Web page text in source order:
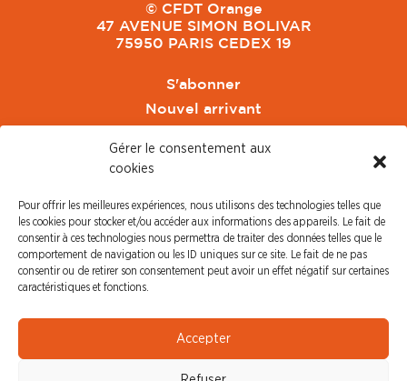
Gérer le consentement aux
cookies
Pour offrir les meilleures expériences, nous utilisons des technologies telles que
les cookies pour stocker et/ou accéder aux informations des appareils. Le fait de
consentir à ces technologies nous permettra de traiter des données telles que le
comportement de navigation ou les ID uniques sur ce site. Le fait de ne pas
consentir ou de retirer son consentement peut avoir un effet négatif sur certaines
caractéristiques et fonctions.
Accepter
© CFDT Orange
47 AVENUE SIMON BOLIVAR
75950 PARIS CEDEX 19
S'abonner
Nouvel arrivant
CFDT Cadres
CFDT Retraités
L'UFFA
CFDT F3C
PRESSE
Communiqué de Presse